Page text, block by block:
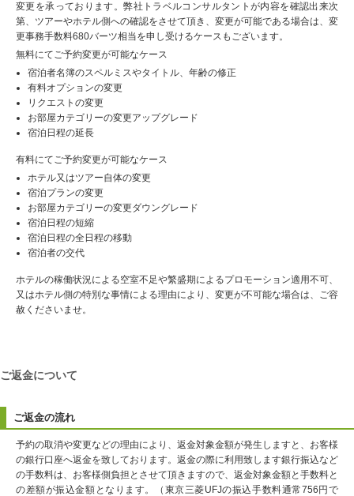
変更を承っております。弊社トラベルコンサルタントが内容を確認出来次
第、ツアーやホテル側への確認をさせて頂き、変更が可能である場合は、変
更事務手数料680バーツ相当を申し受けるケースもございます。
無料にてご予約変更が可能なケース
宿泊者名簿のスペルミスやタイトル、年齢の修正
有料オプションの変更
リクエストの変更
お部屋カテゴリーの変更アップグレード
宿泊日程の延長
有料にてご予約変更が可能なケース
ホテル又はツアー自体の変更
宿泊プランの変更
お部屋カテゴリーの変更ダウングレード
宿泊日程の短縮
宿泊日程の全日程の移動
宿泊者の交代
ホテルの稼働状況による空室不足や繁盛期によるプロモーション適用不可、
又はホテル側の特別な事情による理由により、変更が不可能な場合は、ご容
赦くださいませ。
ご返金について
ご返金の流れ
予約の取消や変更などの理由により、返金対象金額が発生しますと、お客様
の銀行口座へ返金を致しております。返金の際に利用致します銀行振込など
の手数料は、お客様側負担とさせて頂きますので、返金対象金額と手数料と
の差額が振込金額となります。（東京三菱UFJの振込手数料通常756円で